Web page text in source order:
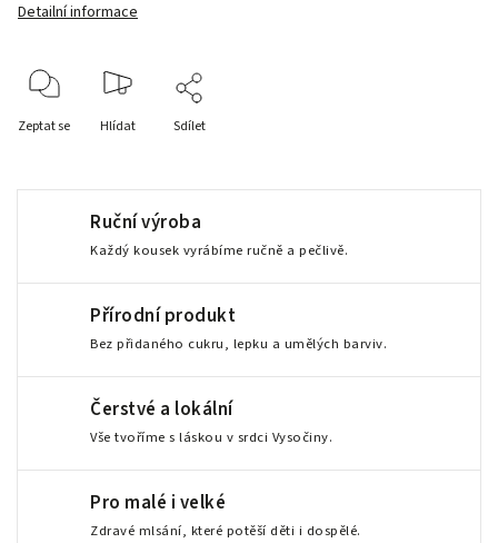
Detailní informace
Zeptat se Hlídat Sdílet
Ruční výroba
Každý kousek vyrábíme ručně a pečlivě.
Přírodní produkt
Bez přidaného cukru, lepku a umělých barviv.
Čerstvé a lokální
Vše tvoříme s láskou v srdci Vysočiny.
Pro malé i velké
Zdravé mlsání, které potěší děti i dospělé.